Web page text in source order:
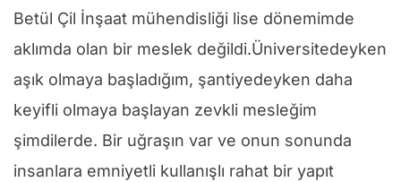
Betül Çil İnşaat mühendisliği lise dönemimde
aklımda olan bir meslek değildi.Üniversitedeyken
aşık olmaya başladığım, şantiyedeyken daha
keyifli olmaya başlayan zevkli mesleğim
şimdilerde. Bir uğraşın var ve onun sonunda
insanlara emniyetli kullanışlı rahat bir yapıt